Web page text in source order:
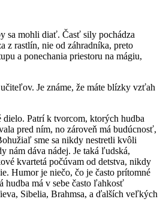
sa mohli diať. Časť sily pochádza
z rastlín, nie od záhradníka, preto
a ponechania priestoru na mágiu,
Je známe, že máte blízky vzťah
dielo. Patrí k tvorcom, ktorých hudba
pred ním, no zároveň má budúcnosť,
sme sa nikdy nestretli kvôli
nám dáva nádej. Je taká ľudská,
kvartetá počúvam od detstva, nikdy
Humor je niečo, čo je často prítomné
hudba má v sebe často ľahkosť
Sibelia, Brahmsa, a ďalších veľkých